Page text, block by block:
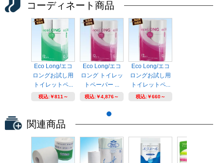
コーディネート商品
Eco Long/エコ
ロングお試し用
トイレットペ...
税込:￥811～
Eco Long/エコ
ロング トイレッ
トペーパー ...
税込:￥4,876～
Eco Long/エコ
ロングお試し用
トイレットペ...
税込:￥660～
関連商品